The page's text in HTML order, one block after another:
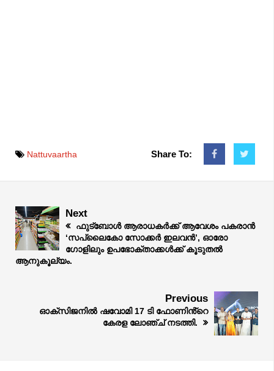
Nattuvaartha Share To:
Next
ഫുട്ബോൾ ആരാധകർക്ക് ആവേശം പകരാൻ
‘സപ്ലൈകോ സോക്കർ ഇലവൻ’, ഓരോ
ഗോളിലും ഉപഭോക്താക്കൾക്ക് കൂടുതൽ
ആനുകൂല്യം.
Previous
ഓക്സിജനിൽ ഷവോമി 17 ടി ഫോണിൻ്റെ
കേരള ലോഞ്ച് നടത്തി.